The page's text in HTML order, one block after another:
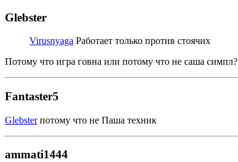
Glebster
Virusnyaga Работает только против стоячих
Потому что игра говна или потому что не саша симпл?
Fantaster5
Glebsterпотому что не Паша техник
ammati1444